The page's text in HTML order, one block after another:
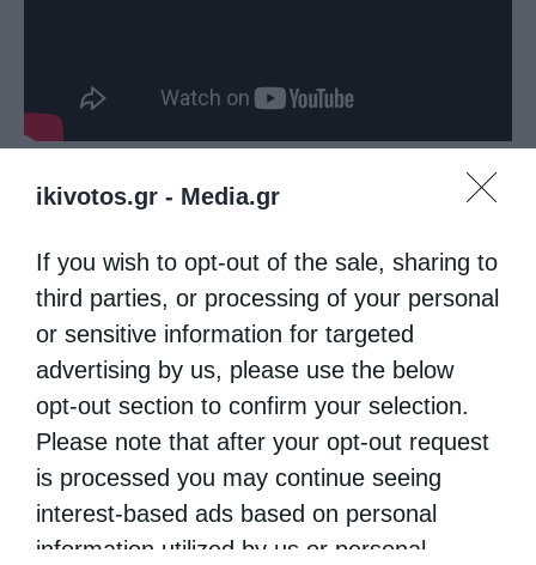
ikivotos.gr - Media.gr
If you wish to opt-out of the sale, sharing to
third parties, or processing of your personal
or sensitive information for targeted
advertising by us, please use the below
opt-out section to confirm your selection.
Please note that after your opt-out request
is processed you may continue seeing
interest-based ads based on personal
information utilized by us or personal
Κοντάκιον
Ἦχος β’. Τὰ ἄνω ζητῶν.
Τῷ ζήλῳ Χριστοῦ, τῷ θείῳ πυρπολούμενος,
καὶ ἐν τῷ Σταυρῷ, τῷ τιμίῳ φρουρούμενος,
τῶν ἐχθρῶν τὸ φρύαγμα, καὶ τὰ θράση
καθεῖλες Προκόπιε, καὶ τὴν σεπτὴν
Ἐκκλησίαν ὕψωσας, τῇ πίστει προκόπτων,
καὶ φωτίζων ἡμᾶς.